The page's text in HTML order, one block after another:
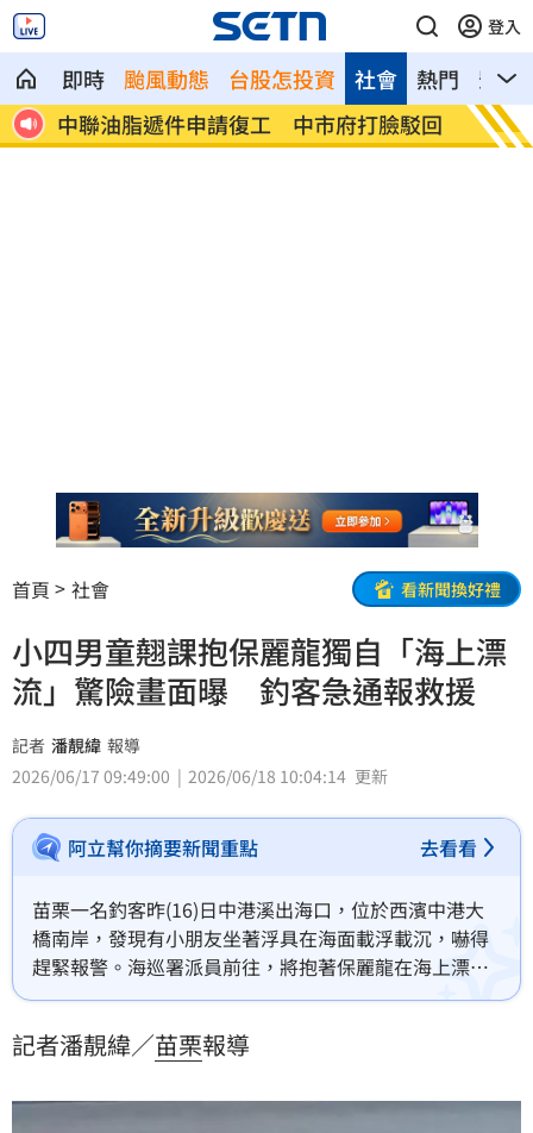
登入
即時 颱風動態 台股怎投資 熱門 影音
社會
中聯油脂遞件申請復工 中市府打臉駁回 鄭靚
首頁 社會 看新聞換好禮
小四男童翹課抱保麗龍獨自「海上漂
流」驚險畫面曝 釣客急通報救援
記者 潘靚緯 報導
2026/06/17 09:49:00
2026/06/18 10:04:14 更新
阿立幫你摘要新聞重點 去看看
苗栗一名釣客昨(16)日中港溪出海口，位於西濱中港大
橋南岸，發現有小朋友坐著浮具在海面載浮載沉，嚇得
趕緊報警。海巡署派員前往，將抱著保麗龍在海上漂浮
的男童順利帶上岸。經了解，鄒姓男童年僅11歲，就讀
由保麗龍浮具漂浮在海面上，被救上岸後，海巡人員通
針對家長和學生進行輔導。
記者潘靚緯／苗栗報導